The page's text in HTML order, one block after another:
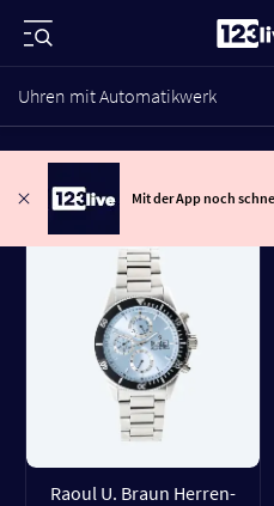
Uhren mit Automatikwerk
Mit der App noch
Raoul U. Braun Herren-